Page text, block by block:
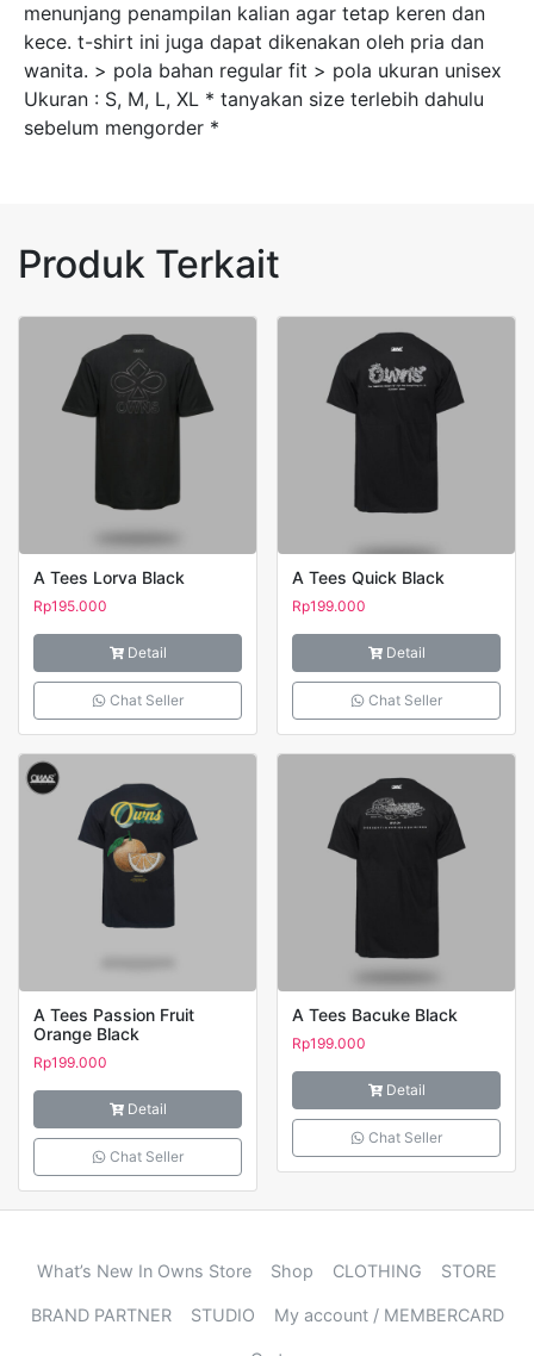
menunjang penampilan kalian agar tetap keren dan
kece. t-shirt ini juga dapat dikenakan oleh pria dan
wanita. > pola bahan regular fit > pola ukuran unisex
Ukuran : S, M, L, XL * tanyakan size terlebih dahulu
sebelum mengorder *
Produk Terkait
A Tees Lorva Black
Rp195.000
Detail
Chat Seller
A Tees Quick Black
Rp199.000
Detail
Chat Seller
A Tees Passion Fruit
Orange Black
Rp199.000
Detail
Chat Seller
A Tees Bacuke Black
Rp199.000
Detail
Chat Seller
What’s New In Owns Store Shop CLOTHING STORE
BRAND PARTNER STUDIO My account / MEMBERCARD